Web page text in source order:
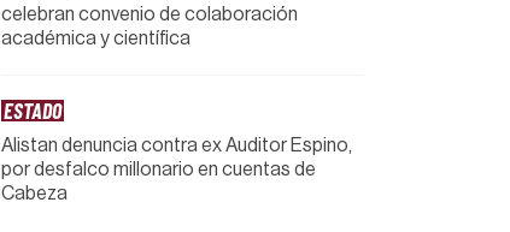
celebran convenio de colaboración
académica y científica
ESTADO
Alistan denuncia contra ex Auditor Espino,
por desfalco millonario en cuentas de
Cabeza